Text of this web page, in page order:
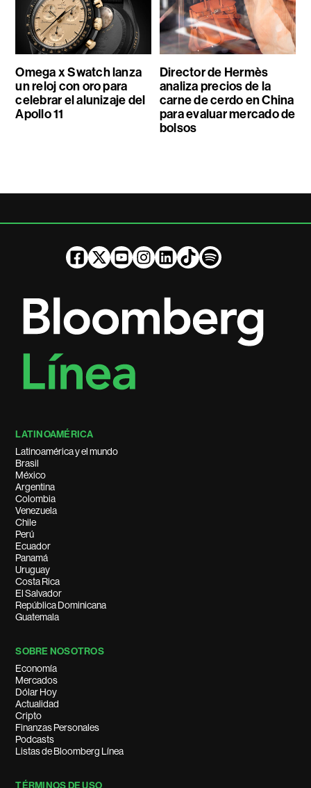
Omega x Swatch lanza
un reloj con oro para
celebrar el alunizaje del
Apollo 11
Director de Hermès
analiza precios de la
carne de cerdo en China
para evaluar mercado de
bolsos
LATINOAMÉRICA
Latinoamérica y el mundo
Brasil
México
Argentina
Colombia
Venezuela
Chile
Perú
Ecuador
Panamá
Uruguay
Costa Rica
El Salvador
República Dominicana
Guatemala
SOBRE NOSOTROS
Economía
Mercados
Dólar Hoy
Actualidad
Cripto
Finanzas Personales
Podcasts
Listas de Bloomberg Línea
TÉRMINOS DE USO